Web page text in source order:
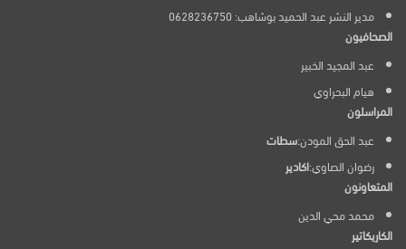
مدير النشر عبد الحميد بوشاهب: 0628236750
الصحافيون
عبد المجيد الخبير
هيام البحراوي
المراسلون
عبد الحق المودن:سطات
رضوان الصاوي:اكادير
المتعاونون
محمد محي الدين
الكاريكاتير